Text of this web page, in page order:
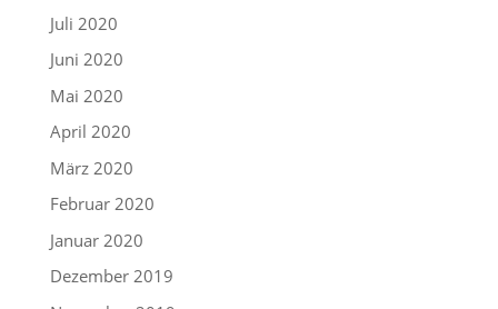
Juli 2020
Juni 2020
Mai 2020
April 2020
März 2020
Februar 2020
Januar 2020
Dezember 2019